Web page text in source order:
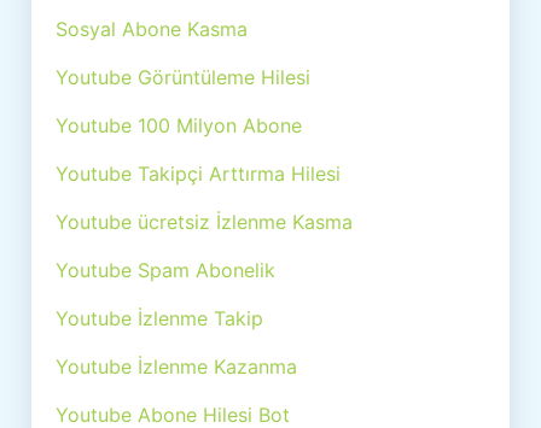
Sosyal Abone Kasma
Youtube Görüntüleme Hilesi
Youtube 100 Milyon Abone
Youtube Takipçi Arttırma Hilesi
Youtube ücretsiz İzlenme Kasma
Youtube Spam Abonelik
Youtube İzlenme Takip
Youtube İzlenme Kazanma
Youtube Abone Hilesi Bot